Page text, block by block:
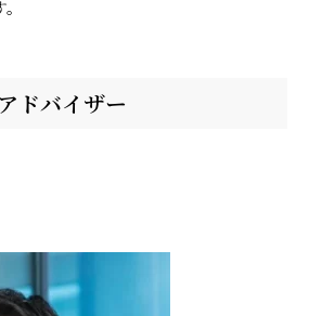
ドバイザー